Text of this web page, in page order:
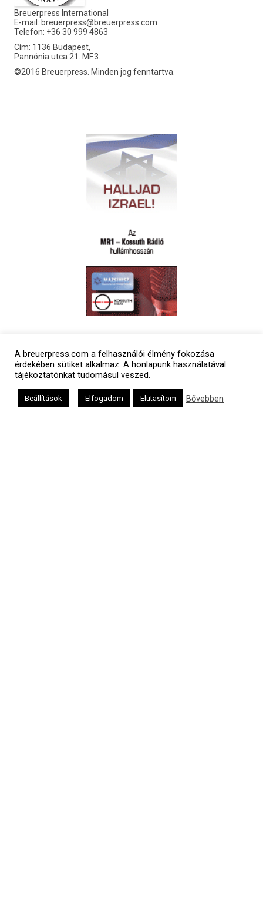
Breuerpress International
E-mail: breuerpress@breuerpress.com
Telefon: +36 30 999 4863
Cím: 1136 Budapest,
Pannónia utca 21. MF.3.
©2016 Breuerpress. Minden jog fenntartva.
A breuerpress.com a felhasználói élmény fokozása
érdekében sütiket alkalmaz. A honlapunk használatával
tájékoztatónkat tudomásul veszed.
Beállítások Elfogadom Elutasítom Bővebben